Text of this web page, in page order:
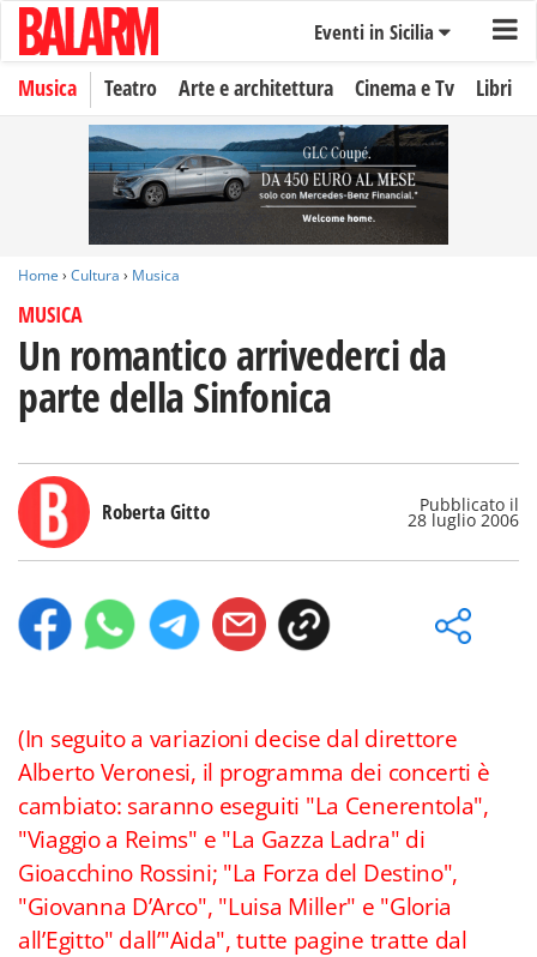
Eventi in Sicilia
Musica Teatro Arte e architettura Cinema e Tv Libri
Home › Cultura › Musica
MUSICA
Un romantico arrivederci da
parte della Sinfonica
Roberta Gitto Pubblicato il
28 luglio 2006
(In seguito a variazioni decise dal direttore
Alberto Veronesi, il programma dei concerti è
cambiato: saranno eseguiti "La Cenerentola",
"Viaggio a Reims" e "La Gazza Ladra" di
Gioacchino Rossini; "La Forza del Destino",
"Giovanna D’Arco", "Luisa Miller" e "Gloria
all’Egitto" dall’"Aida", tutte pagine tratte dal